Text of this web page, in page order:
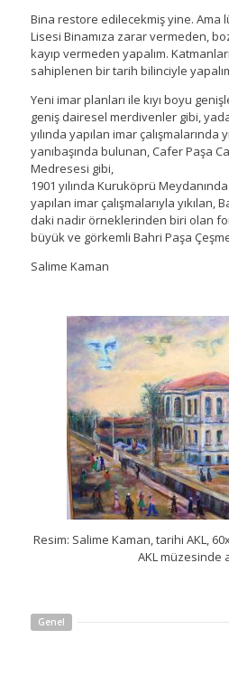
Bina restore edilecekmiş yine. Ama
Lisesi Binamıza zarar vermeden,
kayıp vermeden yapalım.
sahiplenen bir tarih bilinciyle
Yeni imar planları ile kıyı boyu
geniş dairesel merdivenler gibi, yada
yılında yapılan imar çalışmalarında
yanıbaşında bulunan, Cafer Paşa
Medresesi gibi,
1901 yılında Kuruköprü Meydanında
yapılan imar çalışmalarıyla yıkılan,
daki nadir örneklerinden biri olan
büyük ve görkemli Bahri Paşa
Salime Kaman
Resim: Salime Kaman, tarihi AKL,
AKL müzesinde
Genel